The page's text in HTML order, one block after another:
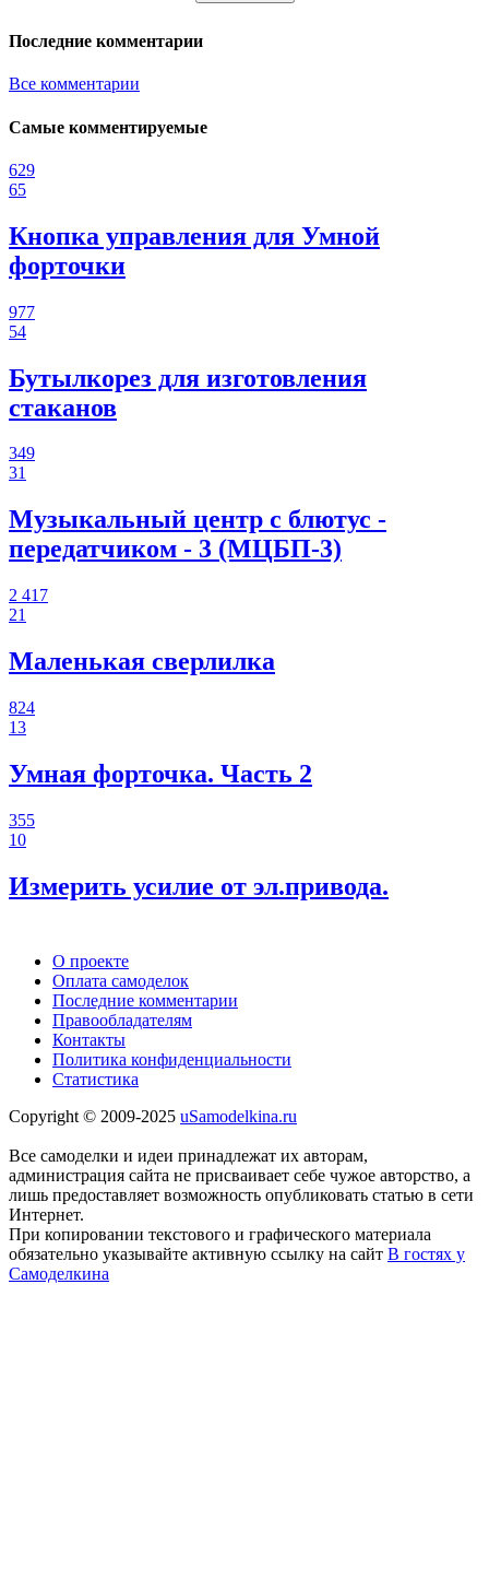
Последние комментарии
Все комментарии
Самые комментируемые
629
65
Кнопка управления для Умной
форточки
977
54
Бутылкорез для изготовления
стаканов
349
31
Музыкальный центр с блютус -
передатчиком - 3 (МЦБП-3)
2 417
21
Маленькая сверлилка
824
13
Умная форточка. Часть 2
355
10
Измерить усилие от эл.привода.
О проекте
Оплата самоделок
Последние комментарии
Правообладателям
Контакты
Политика конфиденциальности
Статистика
Copyright © 2009-2025 uSamodelkina.ru
Все самоделки и идеи принадлежат их авторам,
администрация сайта не присваивает себе чужое авторство, а
лишь предоставляет возможность опубликовать статью в сети
Интернет.
При копировании текстового и графического материала
обязательно указывайте активную ссылку на сайт В гостях у
Самоделкина